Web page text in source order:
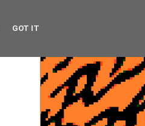
GOT IT